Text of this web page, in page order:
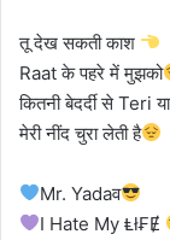
तू देख सकती काश
Raat के पहरे में मुझको
कितनी बेदर्दी से Teri
मेरी नींद चुरा लेती है
Mr. Yadaव
I Hate My Ⱡł₣Ɇ